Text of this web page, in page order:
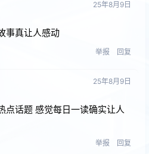
25年8月9日
事真让人感动
举报 回复
25年8月9日
点话题 感觉每日一读确实让人
举报 回复